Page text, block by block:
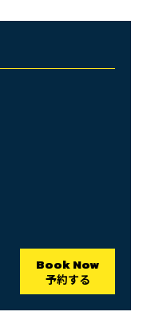
Book Now
予約する